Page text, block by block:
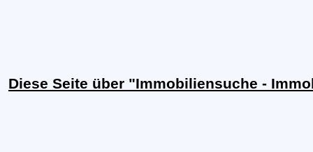
Diese Seite über "Immobiliensuche -